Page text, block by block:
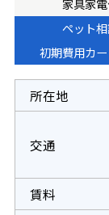
家具家
ペット
初期費用カ
所在地
交通
賃料